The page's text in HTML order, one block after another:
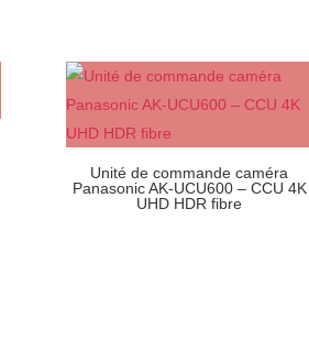
Unité de commande caméra
Panasonic AK-UCU600 – CCU 4K
UHD HDR fibre